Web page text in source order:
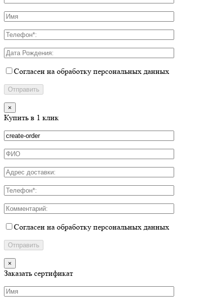
Согласен на обработку персональных данных
×
Купить в 1 клик
Согласен на обработку персональных данных
×
Заказать сертификат